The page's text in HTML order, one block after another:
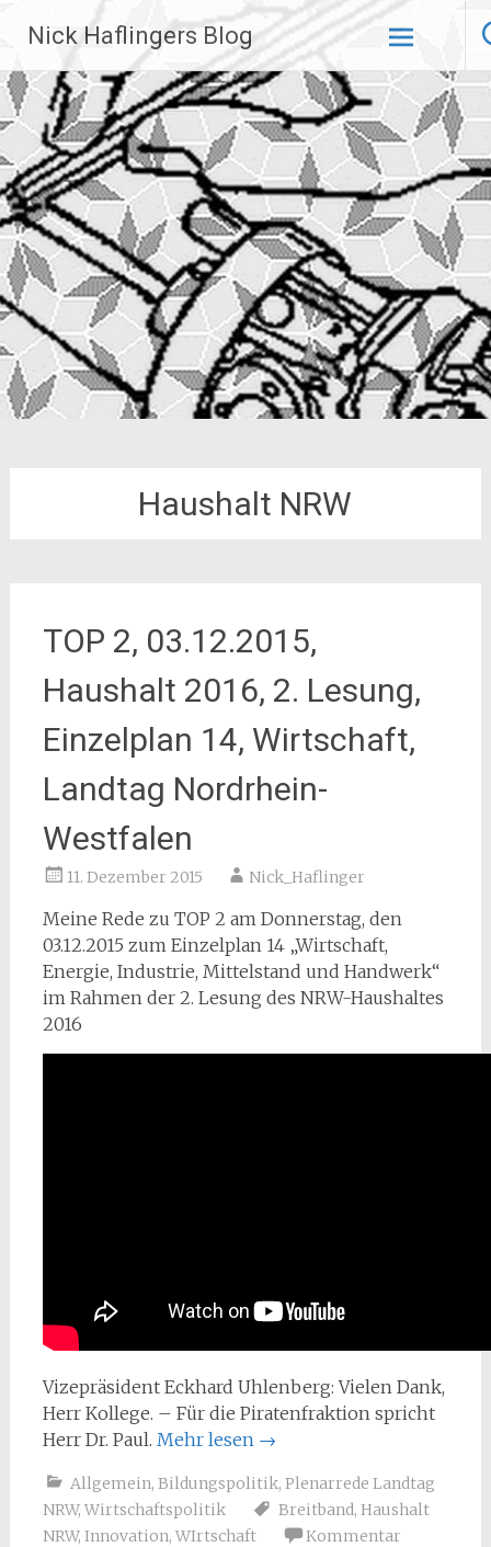
Inhalt
springen
Nick Haflingers Blog
Haushalt NRW
TOP 2, 03.12.2015,
Haushalt 2016, 2. Lesung,
Einzelplan 14, Wirtschaft,
Landtag Nordrhein-
Westfalen
11. Dezember 2015 Nick_Haflinger
Meine Rede zu TOP 2 am Donnerstag, den
03.12.2015 zum Einzelplan 14 „Wirtschaft,
Energie, Industrie, Mittelstand und Handwerk“
im Rahmen der 2. Lesung des NRW-Haushaltes
2016
Vizepräsident Eckhard Uhlenberg: Vielen Dank,
Herr Kollege. – Für die Piratenfraktion spricht
Herr Dr. Paul. Mehr lesen →
Allgemein, Bildungspolitik, Plenarrede Landtag
NRW, Wirtschaftspolitik Breitband, Haushalt
NRW, Innovation, WIrtschaft
Kommentar